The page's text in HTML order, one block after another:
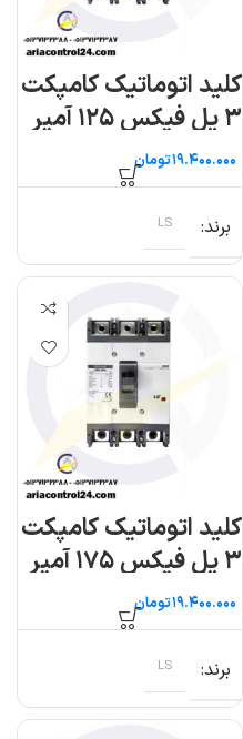
کلید اتوماتیک کامپکت
۳ پل فیکس ۱۲۵ آمپر
(متاسول) ال اس
تومان
برند LS
کلید اتوماتیک کامپکت
۳ پل فیکس ۱۷۵ آمپر
(متاسول) ال اس
تومان
برند LS